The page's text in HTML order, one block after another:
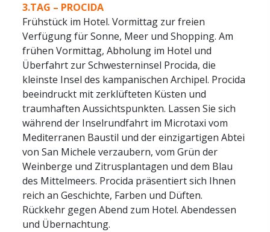
3.TAG – PROCIDA
Frühstück im Hotel. Vormittag zur freien
Verfügung für Sonne, Meer und Shopping. Am
frühen Vormittag, Abholung im Hotel und
Überfahrt zur Schwesterninsel Procida, die
kleinste Insel des kampanischen Archipel. Procida
beeindruckt mit zerklüfteten Küsten und
traumhaften Aussichtspunkten. Lassen Sie sich
während der Inselrundfahrt im Microtaxi vom
Mediterranen Baustil und der einzigartigen Abtei
von San Michele verzaubern, vom Grün der
Weinberge und Zitrusplantagen und dem Blau
des Mittelmeers. Procida präsentiert sich Ihnen
reich an Geschichte, Farben und Düften.
Rückkehr gegen Abend zum Hotel. Abendessen
und Übernachtung.